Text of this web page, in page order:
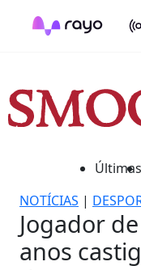
Últimas
NOTÍCIAS |
Jogador
anos